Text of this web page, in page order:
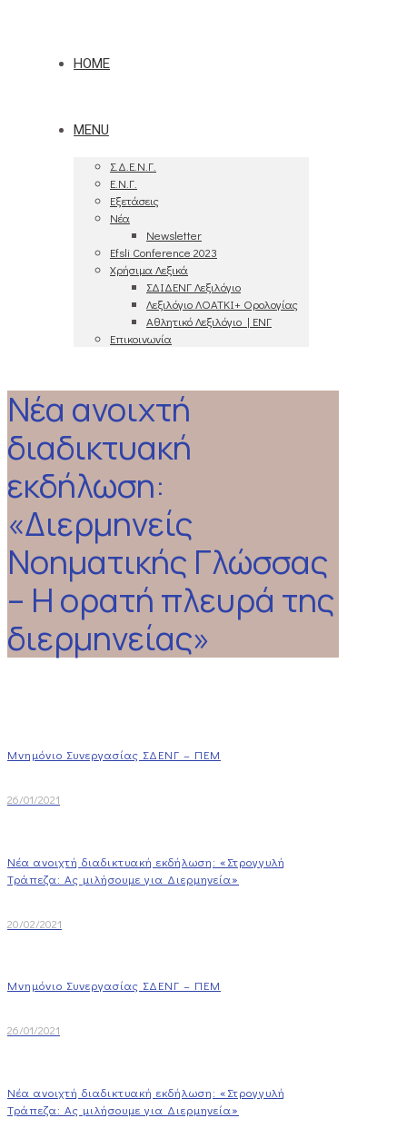
HOME
MENU
Σ.Δ.Ε.Ν.Γ.
Ε.Ν.Γ.
Εξετάσεις
Νέα
Newsletter
Efsli Conference 2023
Χρήσιμα Λεξικά
ΣΔΙΔΕΝΓ Λεξιλόγιο
Λεξιλόγιο ΛΟΑΤΚΙ+ Ορολογίας
Αθλητικό Λεξιλόγιο | ΕΝΓ
Επικοινωνία
Νέα ανοιχτή
διαδικτυακή
εκδήλωση:
«Διερμηνείς
Νοηματικής Γλώσσας
– Η ορατή πλευρά της
διερμηνείας»
Μνημόνιο Συνεργασίας ΣΔΕΝΓ – ΠΕΜ
26/01/2021
Νέα ανοιχτή διαδικτυακή εκδήλωση: «Στρογγυλή
Τράπεζα: Ας μιλήσουμε για Διερμηνεία»
20/02/2021
Μνημόνιο Συνεργασίας ΣΔΕΝΓ – ΠΕΜ
26/01/2021
Νέα ανοιχτή διαδικτυακή εκδήλωση: «Στρογγυλή
Τράπεζα: Ας μιλήσουμε για Διερμηνεία»